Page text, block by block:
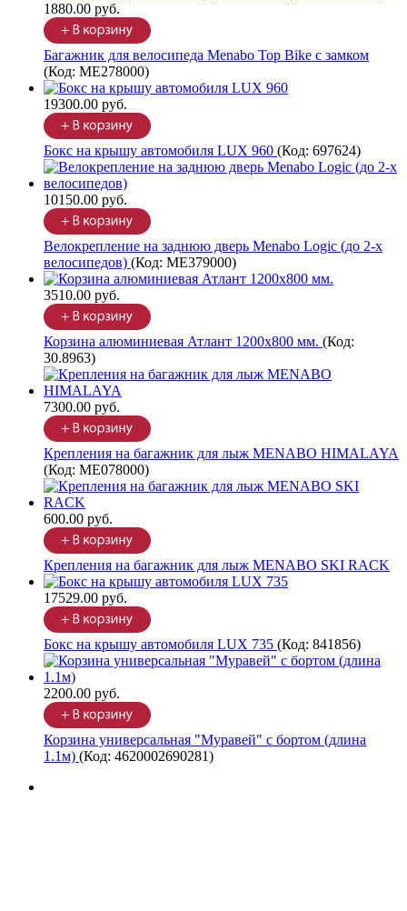
1880.00 руб.
Багажник для велосипеда Menabo Top Bike с замком
(Код: ME278000)
19300.00 руб.
Бокс на крышу автомобиля LUX 960 (Код: 697624)
10150.00 руб.
Велокрепление на заднюю дверь Menabo Logic (до 2-х
велосипедов) (Код: ME379000)
3510.00 руб.
Корзина алюминиевая Атлант 1200х800 мм. (Код:
30.8963)
7300.00 руб.
Крепления на багажник для лыж MENABO HIMALAYA
(Код: ME078000)
600.00 руб.
Крепления на багажник для лыж MENABO SKI RACK
17529.00 руб.
Бокс на крышу автомобиля LUX 735 (Код: 841856)
2200.00 руб.
Корзина универсальная "Муравей" с бортом (длина
1.1м) (Код: 4620002690281)